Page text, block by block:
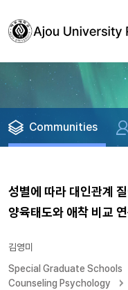
Communities
성별에 따라 대인관계
양육태도와 애착 비교
김영미
Special Graduate Schools
Counseling Psychology